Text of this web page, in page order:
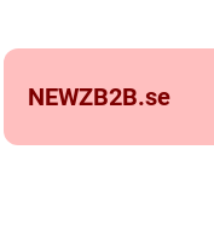
NEWZB2B.se